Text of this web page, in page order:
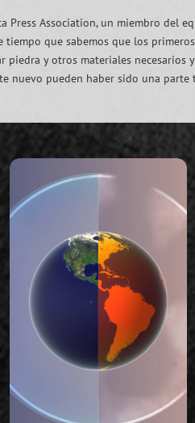
Press Association, un miembro del
tiempo que sabemos que los
y otros materiales necesarios
nuevo pueden haber sido una